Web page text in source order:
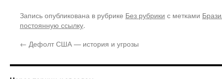
Запись опубликована в рубрике Без рубрики с метками
постоянную ссылку.
← Дефолт США — история и угрозы